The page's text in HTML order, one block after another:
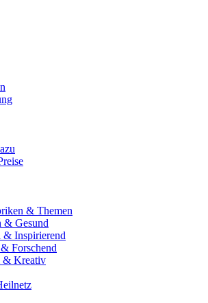
& Themen
& Gesund
& Inspirierend
Forschend
& Kreativ